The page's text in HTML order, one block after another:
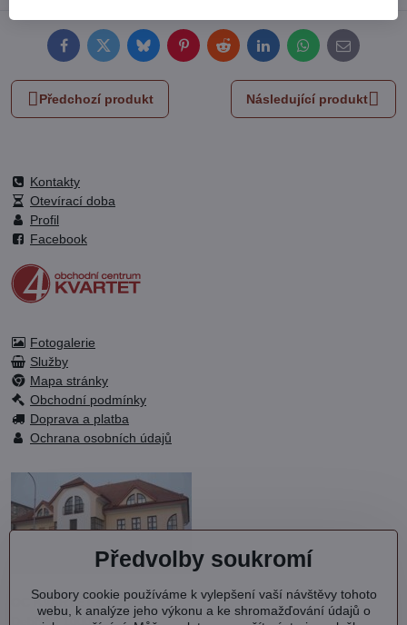
FacebookTwitterBlueskyPinterestRedditLinkedInWhatsApp
E-
mail
Předchozí produkt Následující produkt
Kontakty
Otevírací doba
Profil
Facebook
Fotogalerie
Služby
Mapa stránky
Obchodní podmínky
Doprava a platba
Ochrana osobních údajů
OC KVARTET s.r.o.
Debřská 1000
Předvolby soukromí
Soubory cookie používáme k vylepšení vaší návštěvy tohoto
webu, k analýze jeho výkonu a ke shromažďování údajů o